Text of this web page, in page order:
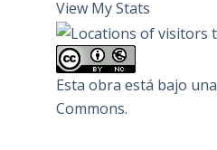
View My Stats
Esta obra está bajo una
Commons.